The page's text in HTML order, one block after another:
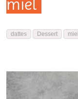
miel
dattes Dessert miel